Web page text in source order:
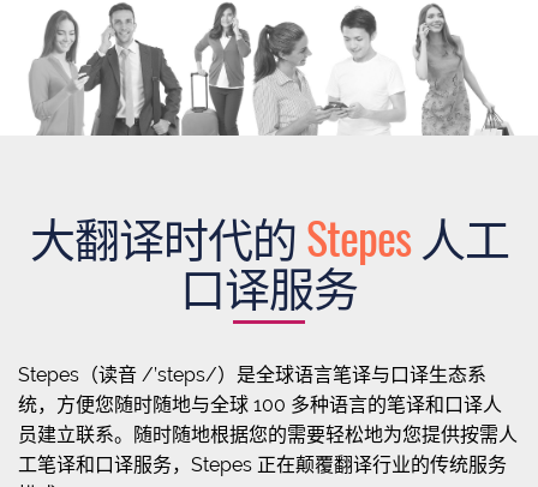
大翻译时代的Stepes人工
口译服务
Stepes（读音 /’steps/）是全球语言笔译与口译生态系
统，方便您随时随地与全球 100 多种语言的笔译和口译人
员建立联系。随时随地根据您的需要轻松地为您提供按需人
工笔译和口译服务，Stepes 正在颠覆翻译行业的传统服务